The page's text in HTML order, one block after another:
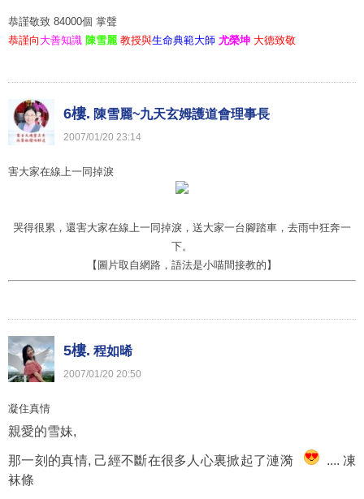
恭謹敬致 84000個 掌聲
恭謹向 大善知識 陳雪麗 教授與生命典範大師 尤榮坤 大德致敬
6樓. 陳雪麗~九天玄姆護道會理事長
2007/01/20 23:14
害大家在線上一同掉淚
哭得很累，還害大家在線上一同掉淚，送大家一台腳踏車，去雨中狂奔一
下。
【圖片取自網路，語法是小喵間接教的】
5樓. 程如晞
2007/01/20 20:50
凝住真情
親愛的雪妹,
那一刻的真情, 己經不斷在很多人心裏掀起了漣漪
.... 凍
袜條